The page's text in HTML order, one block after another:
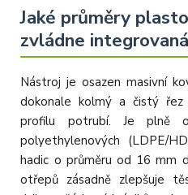
Jaké průměry
zvládne
Nástroj je osazen masivní
dokonale kolmý a čistý řez
profilu potrubí. Je plně
polyethylenových (LDPE/
hadic o průměru od 16 mm
otřepů zásadně zlepšuje